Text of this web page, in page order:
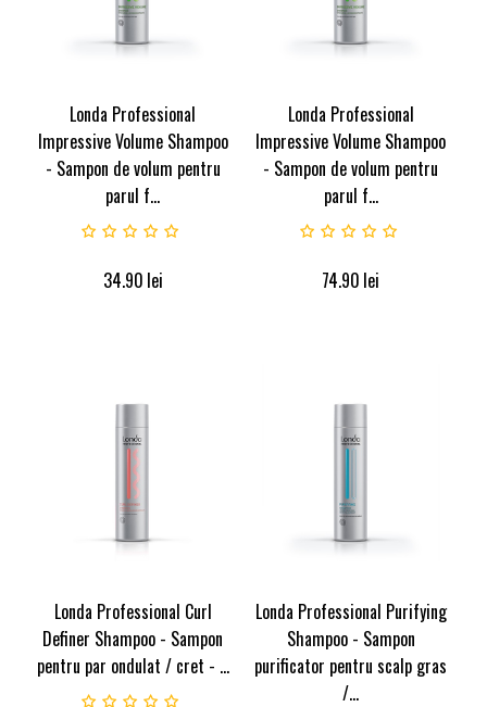
Londa Professional
Impressive Volume Shampoo
- Sampon de volum pentru
parul f...
34.90 lei
Londa Professional
Impressive Volume Shampoo
- Sampon de volum pentru
parul f...
74.90 lei
Londa Professional Curl
Definer Shampoo - Sampon
pentru par ondulat / cret - ...
Londa Professional Purifying
Shampoo - Sampon
purificator pentru scalp gras
/...